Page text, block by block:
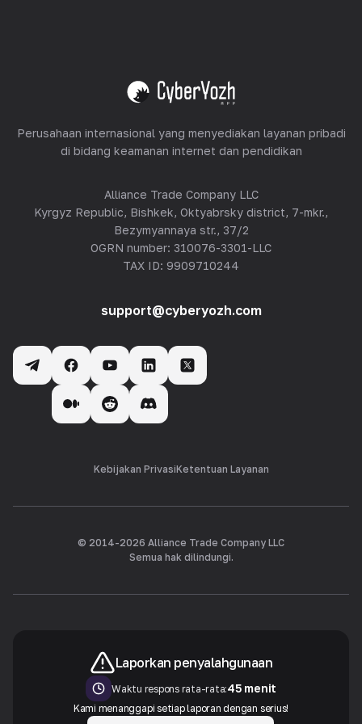
Lihat semua
Perusahaan internasional yang menyediakan layanan pribadi
di bidang keamanan internet dan pendidikan
Alliance Trade Company LLC
Kyrgyz Republic, Bishkek, Oktyabrsky district, 7-mkr.,
Bezymyannaya str., 37/2
OGRN number: 310076-3301-LLC
TAX ID: 9909710244
support@cyberyozh.com
Kebijakan PrivasiKetentuan Layanan
© 2014-2026 Alliance Trade Company LLC
Semua hak dilindungi.
Laporkan penyalahgunaan
Waktu respons rata-rata:45 menit
Kami menanggapi setiap laporan dengan serius!